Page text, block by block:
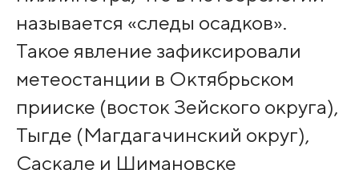
называется «следы осадков».
Такое явление зафиксировали
метеостанции в Октябрьском
прииске (восток Зейского округа),
Тыгде (Магдагачинский округ),
Саскале и Шимановске